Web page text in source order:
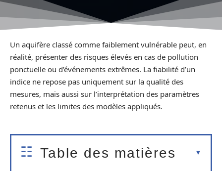
Un aquifère classé comme faiblement vulnérable peut, en
réalité, présenter des risques élevés en cas de pollution
ponctuelle ou d’événements extrêmes. La fiabilité d’un
indice ne repose pas uniquement sur la qualité des
mesures, mais aussi sur l’interprétation des paramètres
retenus et les limites des modèles appliqués.
Table des matières